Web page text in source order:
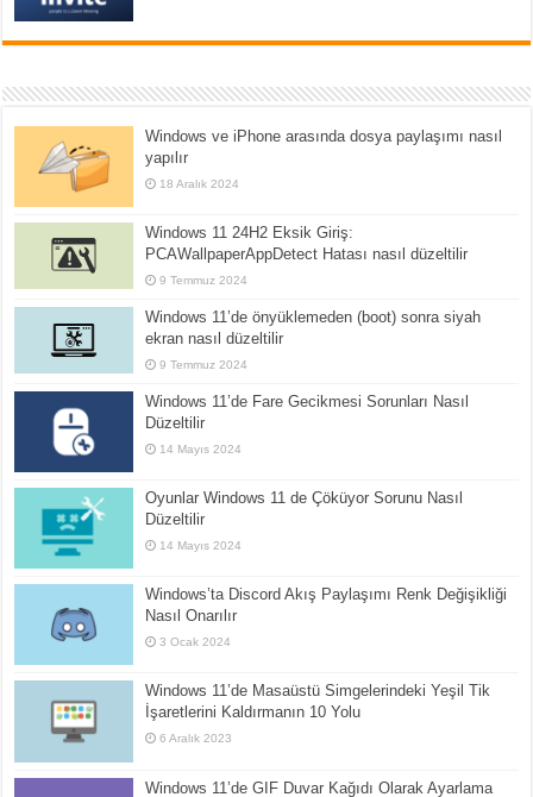
Windows ve iPhone arasında dosya paylaşımı nasıl
yapılır
18 Aralık 2024
Windows 11 24H2 Eksik Giriş:
PCAWallpaperAppDetect Hatası nasıl düzeltilir
9 Temmuz 2024
Windows 11’de önyüklemeden (boot) sonra siyah
ekran nasıl düzeltilir
9 Temmuz 2024
Windows 11’de Fare Gecikmesi Sorunları Nasıl
Düzeltilir
14 Mayıs 2024
Oyunlar Windows 11 de Çöküyor Sorunu Nasıl
Düzeltilir
14 Mayıs 2024
Windows’ta Discord Akış Paylaşımı Renk Değişikliği
Nasıl Onarılır
3 Ocak 2024
Windows 11’de Masaüstü Simgelerindeki Yeşil Tik
İşaretlerini Kaldırmanın 10 Yolu
6 Aralık 2023
Windows 11’de GIF Duvar Kağıdı Olarak Ayarlama